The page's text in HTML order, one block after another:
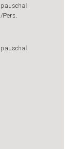
pauschal
/Pers.
pauschal